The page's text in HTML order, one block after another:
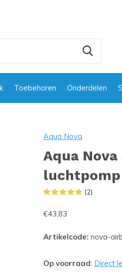
Toebehoren Onderdelen
Aqua Nova
Aqua
luchtpomp
(2)
€43,83
Artikelcode: nova-
Op voorraad: Direct